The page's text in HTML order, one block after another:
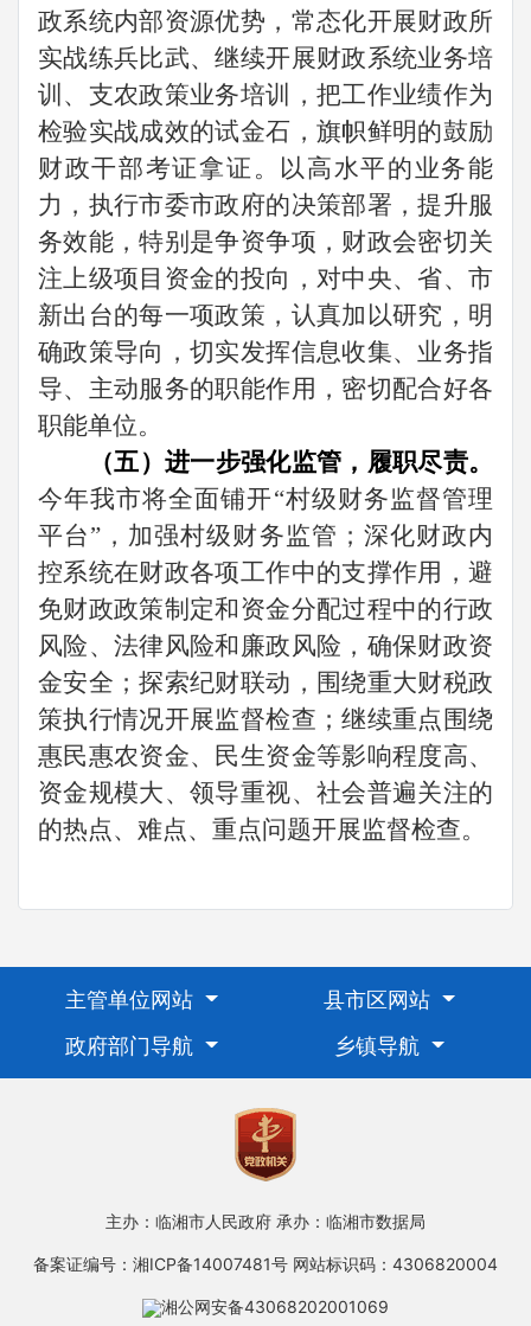
政系统内部资源优势，常态化开展财政所
实战练兵比武、继续开展财政系统业务培
训、支农政策业务培训，把工作业绩作为
检验实战成效的试金石，旗帜鲜明的鼓励
财政干部考证拿证。以高水平的业务能
力，执行市委市政府的决策部署，提升服
务效能，特别是争资争项，财政会密切关
注上级项目资金的投向，对中央、省、市
新出台的每一项政策，认真加以研究，明
确政策导向，切实发挥信息收集、业务指
导、主动服务的职能作用，密切配合好各
职能单位。
（五）进一步强化监管，履职尽责。
今年我市将全面铺开“村级财务监督管理
平台”，加强村级财务监管；深化财政内
控系统在财政各项工作中的支撑作用，避
免财政政策制定和资金分配过程中的行政
风险、法律风险和廉政风险，确保财政资
金安全；探索纪财联动，围绕重大财税政
策执行情况开展监督检查；继续重点围绕
惠民惠农资金、民生资金等影响程度高、
资金规模大、领导重视、社会普遍关注的
的热点、难点、重点问题开展监督检查。
主管单位网站
县市区网站
政府部门导航
乡镇导航
主办：临湘市人民政府 承办：临湘市数据局
备案证编号：湘ICP备14007481号 网站标识码：4306820004
湘公网安备43068202001069